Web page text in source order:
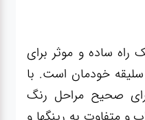
ساده و موثر برای
خودمان است. با
صحیح مراحل رنگ